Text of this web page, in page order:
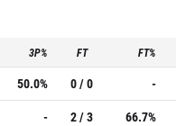
3P% FT FT%
50.0% 0 / 0 -
- 2 / 3 66.7%